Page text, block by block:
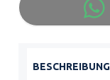
BESCHREIBUNG